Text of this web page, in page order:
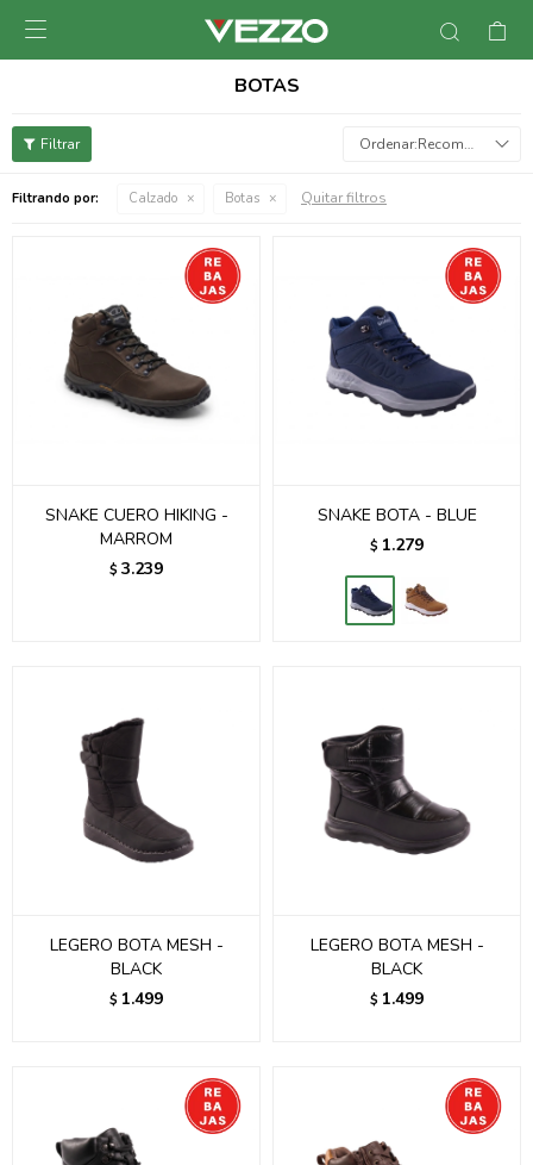

BOTAS
Recomendados
Filtrando por: Calzado Botas Quitar filtros
SNAKE CUERO HIKING -
MARROM
$ 3.239
SNAKE BOTA - BLUE
$ 1.279
LEGERO BOTA MESH -
BLACK
$ 1.499
LEGERO BOTA MESH -
BLACK
$ 1.499